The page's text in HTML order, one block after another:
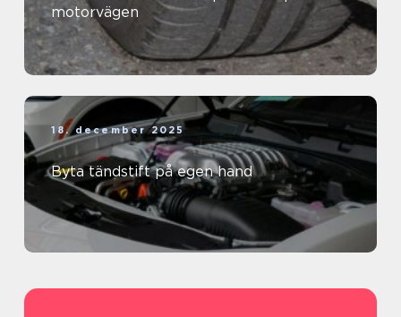
motorvägen
18. december 2025
Byta tändstift på egen hand